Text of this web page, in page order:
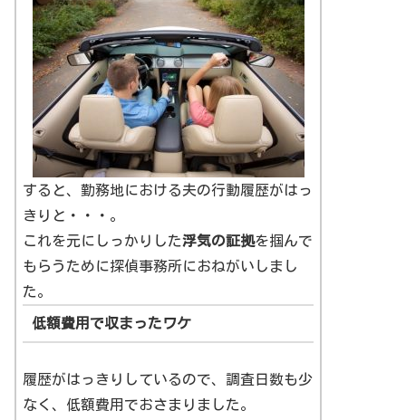
すると、勤務地における夫の行動履歴がはっ
きりと・・・。
これを元にしっかりした浮気の証拠を掴んで
もらうために探偵事務所におねがいしまし
た。
低額費用で収まったワケ
履歴がはっきりしているので、調査日数も少
なく、低額費用でおさまりました。